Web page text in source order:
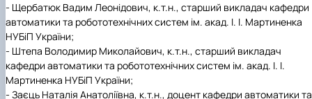
- Щербатюк Вадим Леонідович, к.т.н., старший викладач кафедри
автоматики та робототехнічних систем ім. акад. І. І. Мартиненка
НУБіП України;
- Штепа Володимир Миколайович, к.т.н., старший викладач
кафедри автоматики та робототехнічних систем ім. акад. І. І.
Мартиненка НУБіП України;
- Заєць Наталія Анатоліївна, к.т.н., доцент кафедри автоматики та